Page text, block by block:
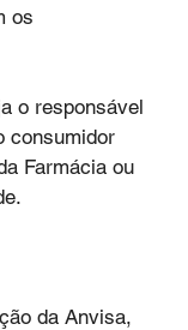
os
o responsável
consumidor
Farmácia ou
da Anvisa,